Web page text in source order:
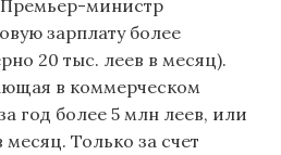
министр
зарплату более
20 тыс. леев в месяц).
в коммерческом
год более 5 млн леев, или
месяц. Только за счет